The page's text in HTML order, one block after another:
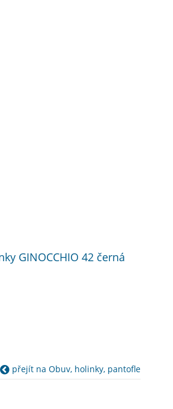
GINOCCHIO 42 černá
přejít na Obuv, holinky, pantofle